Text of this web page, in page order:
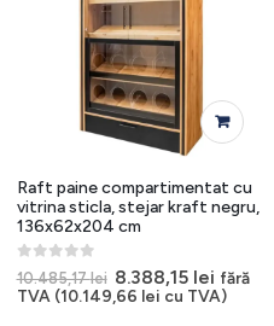
Raft paine compartimentat cu
vitrina sticla, stejar kraft negru,
136x62x204 cm
0out of 5
10.485,17lei Prețul
inițial
a
8.388,15 lei Prețul
curent
fără
TVA (10.149,66 lei cu TVA)